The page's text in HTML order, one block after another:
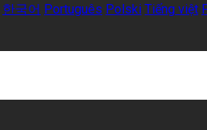
한국어 Português Polski Tiếng việt